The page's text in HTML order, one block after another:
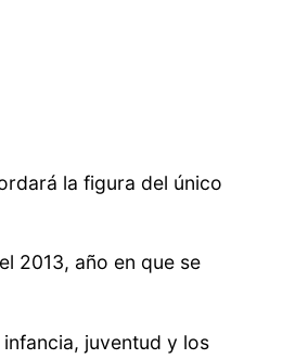
la figura del único
2013, año en que se
juventud y los